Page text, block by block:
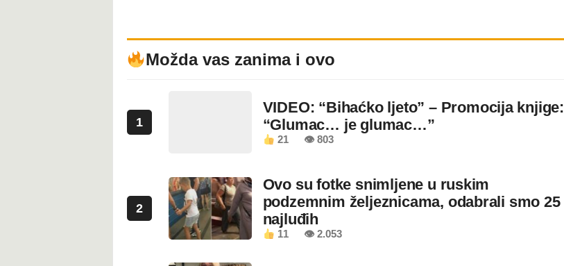
Možda vas zanima i ovo
1
VIDEO: “Bihaćko ljeto” – Promocija knjige:
“Glumac… je glumac…”
21 👁 803
2
Ovo su fotke snimljene u ruskim
podzemnim željeznicama, odabrali smo 25
najluđih
11 👁 2.053